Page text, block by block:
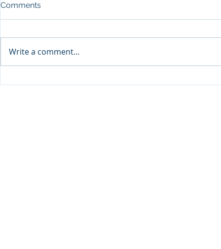
CADT ร่วมลงนาม MOU กับ
CADT ลงน
Comments
Write a comment...